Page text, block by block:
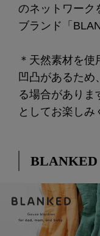
のネットワーク
ブランド「
＊天然素材を
凹凸があるため
る場合がありま
としてお楽しみ
BLANKED